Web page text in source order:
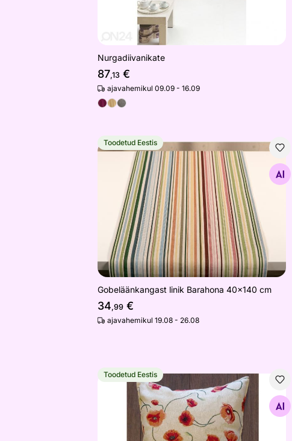
Nurgadiivanikate
87,13 €
ajavahemikul 09.09 - 16.09
Gobeläänkangast linik Barahona 40x140 cm
Otsi sarnaseid
Toodetud Eestis
Gobeläänkangast linik Barahona 40x140 cm
34,99 €
ajavahemikul 19.08 - 26.08
Gobeläänkangast dekoratiivpadi Moonid
Otsi sarnaseid
Toodetud Eestis